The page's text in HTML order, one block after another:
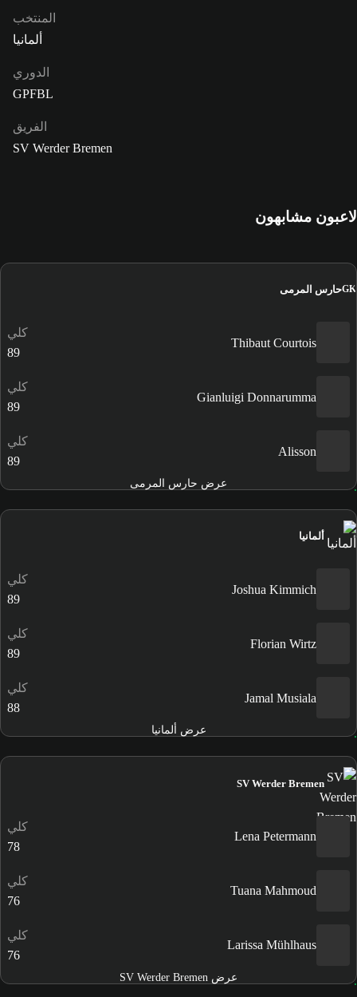
المنتخب
ألمانيا
الدوري
GPFBL
الفريق
SV Werder Bremen
لاعبون مشابهون
GKحارس المرمى
Thibaut Courtois
كلي
89
Gianluigi Donnarumma
كلي
89
Alisson
كلي
89
عرض حارس المرمى
ألمانيا
Joshua Kimmich
كلي
89
Florian Wirtz
كلي
89
Jamal Musiala
كلي
88
عرض ألمانيا
SV Werder Bremen
Lena Petermann
كلي
78
Tuana Mahmoud
كلي
76
Larissa Mühlhaus
كلي
76
عرض SV Werder Bremen